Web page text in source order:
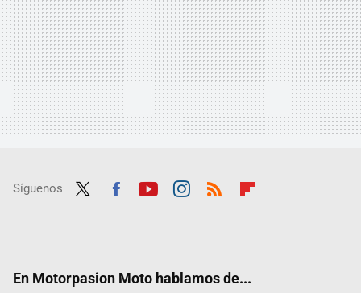
Síguenos
En Motorpasion Moto hablamos de...